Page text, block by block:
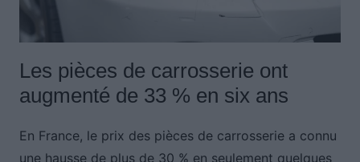
Les pièces de carrosserie ont
augmenté de 33 % en six ans
En France, le prix des pièces de carrosserie a connu
une hausse de plus de 30 % en seulement quelques